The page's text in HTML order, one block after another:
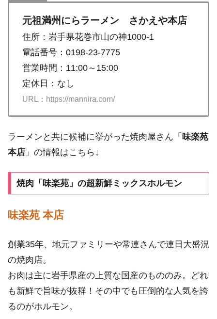
元祖満州にらラーメン さかえや本店
住所：岩手県花巻市山の神1000-1
電話番号：0198-23-7775
営業時間：11:00～15:00
定休日：なし
URL：https://mannira.com/
ラーメンと共に候補に挙がった焼肉屋さん「 味楽苑
本店 」の情報はこちら↓
焼肉「味楽苑」の超新鮮ミックスホルモン
味楽苑 本店
創業35年、地元ファミリーや常連さんで連日大盛況
の焼肉店。
お肉は主に岩手県産の上質な国産のもののみ。どれ
も新鮮で旨味が抜群！その中でも圧倒的な人気を誇
るのがホルモン。